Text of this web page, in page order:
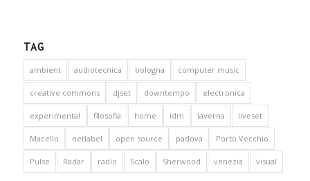
TAG
ambient audiotecnica bologna computer music
creative commons djset downtempo electronica
experimental filosofia home idm laverna liveset
Macello netlabel open source padova Porto Vecchio
Pulse Radar radio Scalo Sherwood venezia visual